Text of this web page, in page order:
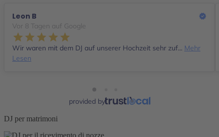
Leon B
Vor 8 Tagen auf Google
Wir waren mit dem DJ auf unserer Hochzeit sehr zuf... Mehr
Lesen
provided by
DJ per matrimoni